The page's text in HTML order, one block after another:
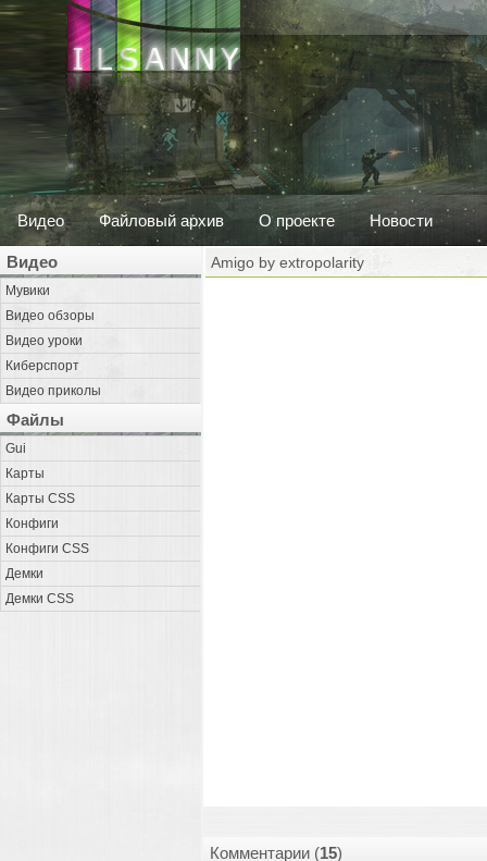
Видео Файловый архив О проекте Новости
Видео
Мувики
Видео обзоры
Видео уроки
Киберспорт
Видео приколы
Файлы
Gui
Карты
Карты CSS
Конфиги
Конфиги CSS
Демки
Демки CSS
Amigo by extropolarity
Комментарии (15)